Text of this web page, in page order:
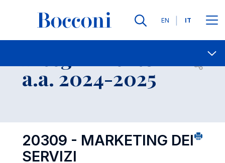
Lingue
EN IT
Contatti
a.a. 2024-2025 Open
20309 - MARKETING DEI
SERVIZI